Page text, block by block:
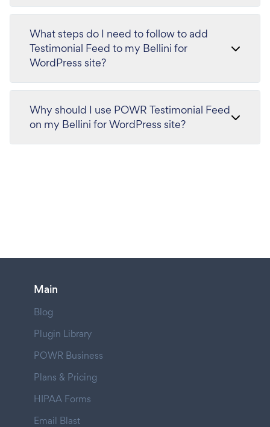
What steps do I need to follow to add
Testimonial Feed to my Bellini for
WordPress site?
Why should I use POWR Testimonial Feed
on my Bellini for WordPress site?
Main
Blog
Plugin Library
POWR Business
Plans & Pricing
HIPAA Forms
Email Blast